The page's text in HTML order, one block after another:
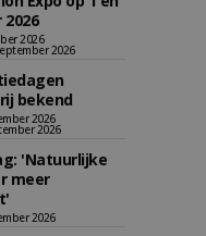
2026
2026
bekend
2026
2026
'Natuurlijke
meer
2026